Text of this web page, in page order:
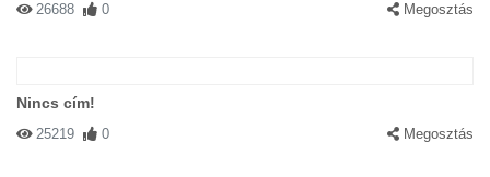
26688 0 Megosztás
Nincs cím!
25219 0 Megosztás